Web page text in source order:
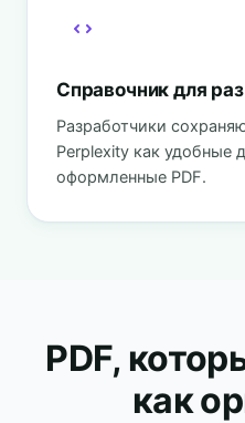
Справочник для
Разработчики
Perplexity как удобные
оформленные PDF.
PDF,
как